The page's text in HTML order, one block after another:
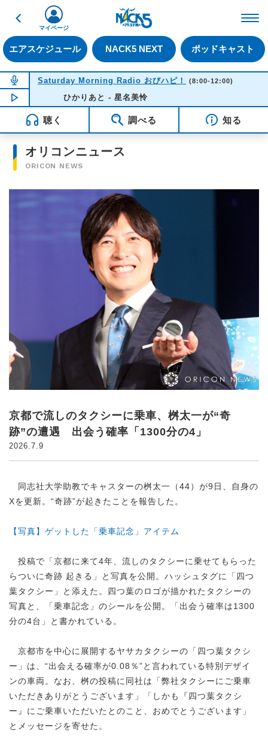
戻る
エアスケジュール NACK5 NEXT ポッドキャスト
マイページ
NOW ON AIR
Saturday Morning Radio おびハピ！ (8:00-12:00)
NOW PLAYING08:39
ひかりあと - 星名美怜
聴く 調べる 知る
オリコンニュース
ORICON NEWS
京都で流しのタクシーに乗車、桝太一が“奇
跡”の遭遇 出会う確率「1300分の4」
2026.7.9
同志社大学助教でキャスターの桝太一（44）が9日、自身の
Xを更新。“奇跡”が起きたことを報告した。
【写真】ゲットした「乗車記念」アイテム
投稿で「京都に来て4年、流しのタクシーに乗せてもらった
らついに奇跡 起きる」と写真を公開。ハッシュタグに「四つ
葉タクシー」と添えた。四つ葉のロゴが描かれたタクシーの
写真と、「乗車記念」のシールを公開。「出会う確率は1300
分の4台」と書かれている。
京都市を中心に展開するヤサカタクシーの「四つ葉タクシ
ー」は、“出会える確率が0.08％”と言われている特別デザイ
ンの車両。なお、桝の投稿に同社は「弊社タクシーにご乗車
いただきありがとうございます」「しかも『四つ葉タクシ
ー』にご乗車いただいたとのこと、おめでとうございます」
とメッセージを寄せた。